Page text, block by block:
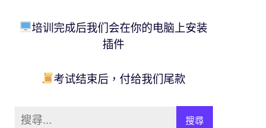
培训完成后我们会在你的电脑上安装
插件
考试结束后，付给我们尾款